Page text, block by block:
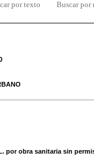
por texto Buscar por
por obra sanitaria sin